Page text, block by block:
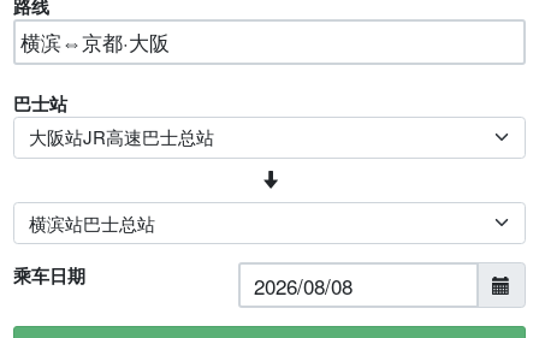
路线
巴士站
乘车日期